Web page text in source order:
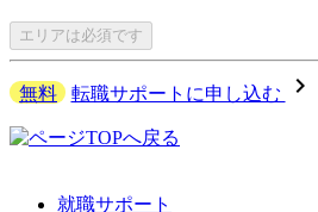
エリアは必須です
無料 転職サポートに申し込む navigate_next
就職サポート